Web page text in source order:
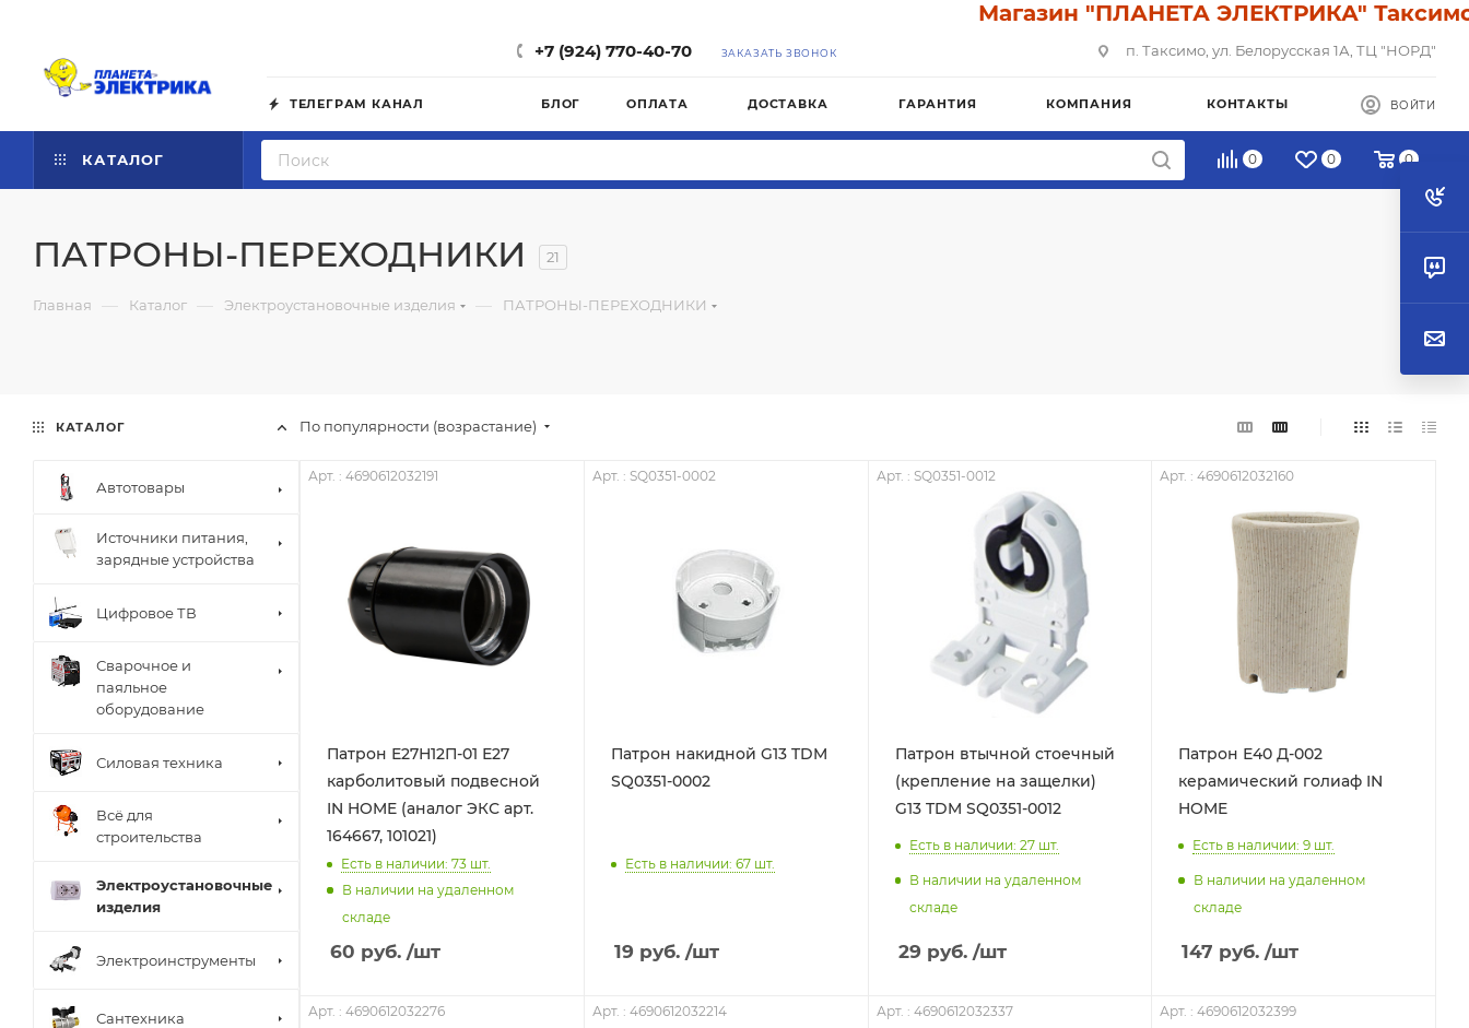
Магазин "ПЛАНЕТА ЭЛЕКТРИКА" Таксимо:
+7 (924) 770-40-70 ЗАКАЗАТЬ ЗВОНОК п. Таксимо, ул. Белорусская 1А, ТЦ "НОРД"
ТЕЛЕГРАМ КАНАЛ БЛОГ ОПЛАТА ДОСТАВКА ГАРАНТИЯ КОМПАНИЯ КОНТАКТЫ ВОЙТИ
КАТАЛОГ 0 0 0
ПАТРОНЫ-ПЕРЕХОДНИКИ 21
Главная — Каталог — Электроустановочные изделия — ПАТРОНЫ-ПЕРЕХОДНИКИ
По популярности (возрастание)
Арт. : 4690612032191
Патрон Е27Н12П-01 Е27
карболитовый подвесной
IN HOME (аналог ЭКС арт.
164667, 101021)
Есть в наличии: 73 шт.
В наличии на удаленном
складе
60 руб. /шт
Арт. : SQ0351-0002
Патрон накидной G13 TDM
SQ0351-0002
Есть в наличии: 67шт.
19 руб. /шт
Арт. : SQ0351-0012
Патрон втычной стоечный
(крепление на защелки)
G13 TDM SQ0351-0012
Есть в наличии: 27шт.
В наличии на удаленном
складе
29 руб. /шт
Арт. : 4690612032160
Патрон Е40 Д-002
керамический голиаф IN
HOME
Есть в наличии: 9 шт.
В наличии на удаленном
складе
147 руб. /шт
Арт. : 4690612032276 Арт. : 4690612032214 Арт. : 4690612032337 Арт. : 4690612032399
КАТАЛОГ
Автотовары
Источники питания,
зарядные устройства
Цифровое ТВ
Сварочное и
паяльное
оборудование
Силовая техника
Всё для
строительства
Электроустановочные
изделия
Электроинструменты
Сантехника